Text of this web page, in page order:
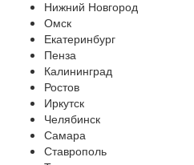
Нижний Новгород
Омск
Екатеринбург
Пенза
Калининград
Ростов
Иркутск
Челябинск
Самара
Ставрополь